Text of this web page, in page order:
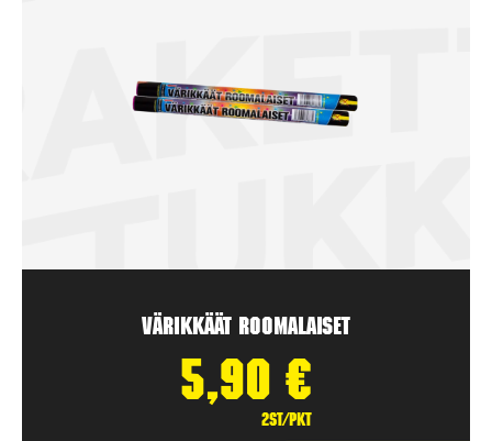
Värikkäät Roomalaiset
5,90 €
2st/pkt